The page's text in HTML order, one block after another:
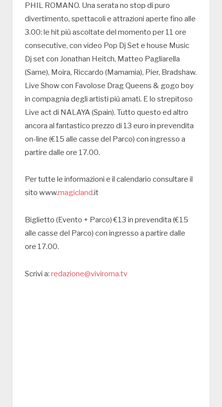
PHIL ROMANO. Una serata no stop di puro
divertimento, spettacoli e attrazioni aperte fino alle
3.00: le hit più ascoltate del momento per 11 ore
consecutive, con video Pop Dj Set e house Music
Dj set con Jonathan Heitch, Matteo Pagliarella
(Same), Moira, Riccardo (Mamamia), Pier, Bradshaw.
Live Show con Favolose Drag Queens & gogo boy
in compagnia degli artisti più amati. E lo strepitoso
Live act di NALAYA (Spain). Tutto questo ed altro
ancora al fantastico prezzo di 13 euro in prevendita
on-line (€15 alle casse del Parco) con ingresso a
partire dalle ore 17.00.
Per tutte le informazioni e il calendario consultare il
sito www.magicland.it
Biglietto (Evento + Parco) €13 in prevendita (€15
alle casse del Parco) con ingresso a partire dalle
ore 17.00.
Scrivi a: redazione@viviroma.tv